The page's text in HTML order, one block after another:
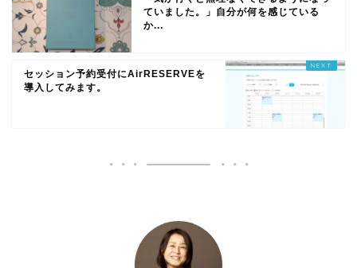
ていました。」自分が何を感じている
か...
セッション予約受付にAirRESERVEを
導入してみます。